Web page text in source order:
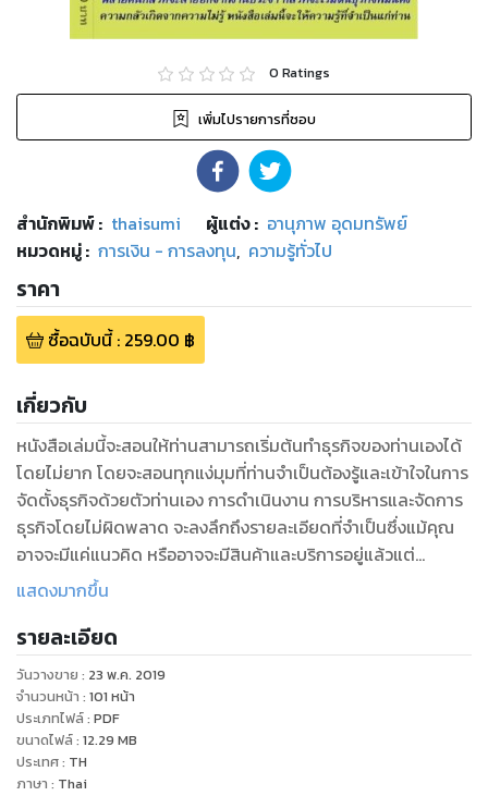
0 Ratings
เพิ่มไปรายการที่ชอบ
สำนักพิมพ์: thaisumi ผู้แต่ง : อานุภาพ อุดมทรัพย์
หมวดหมู่: การเงิน - การลงทุน, ความรู้ทั่วไป
ราคา
ซื้อฉบับนี้: 259.00 ฿
เกี่ยวกับ
หนังสือเล่มนี้จะสอนให้ท่านสามารถเริ่มต้นทําธุรกิจของท่านเองได้
โดยไม่ยาก โดยจะสอนทุกแง่มุมที่ท่านจําเป็นต้องรู้และเข้าใจในการ
จัดตั้งธุรกิจด้วยตัวท่านเอง การดำเนินงาน การบริหารและจัดการ
ธุรกิจโดยไม่ผิดพลาด จะลงลึกถึงรายละเอียดที่จำเป็นซึ่งแม้คุณ
อาจจะมีแค่แนวคิด หรืออาจจะมีสินค้าและบริการอยู่แล้วแต่
ต้องการเริ่มต้นธุรกิจ จัดตั้งบริษัทฯ ห้างหุ้นส่วนจํากัด รวมถึงการ
ไลน์และการส่งออกสินค้าไปต่างประเทศ
วัตถุประสงค์ก็เพื่อให้ท่านไม่ต้องเสียเงินเสียเวลาไปกับการลองผิด
ลองถูก เป็นการเตรียมท่านให้พร้อมทั้งด้านแนวคิด กรอบความคิด
ความเข้าใจ และการลงมือทําได้จริง เป็นการเรียนรู้จากผู้ที่มี
ประสบการณ์จริงในการทําธุรกิจที่ประสบความสําเร็จและได้ช่วย
เหลือให้หลายๆคนได้ก่อตั้งธุรกิจจนประสบความสําเร็จและบริหาร
แสดงมากขึ้น
รายละเอียด
วันวางขาย : 23 พ.ค. 2019
จำนวนหน้า : 101 หน้า
ประเภทไฟล์: PDF
ขนาดไฟล์: 12.29 MB
ประเทศ: TH
ภาษา : Thai